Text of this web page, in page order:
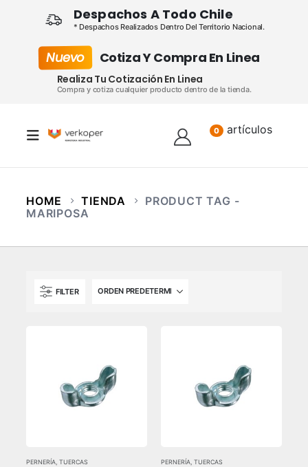
Despachos A Todo Chile
* Despachos Realizados Dentro Del Territorio Nacional.
Nuevo Cotiza Y Compra En Linea
Realiza Tu Cotización En Linea
Compra y cotiza cualquier producto dentro de la tienda.
0 artículos
HOME TIENDA
PRODUCT TAG -
MARIPOSA
FILTER
PERNERÍA, TUERCAS PERNERÍA TUERCAS